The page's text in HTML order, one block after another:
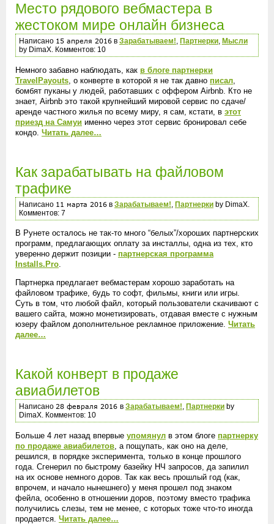
Место рядового вебмастера в
жестоком мире онлайн бизнеса
Написано в Зарабатываем! Партнерки
Мысли
by DimaX. Комментов: 10
Немного забавно наблюдать, как в блоге партнерки
TravelPayouts , о конверте в которой я не так давно писал
бомбят пуканы у людей, работавших с оффером Airbnb. Кто не
знает, Airbnb это такой крупнейший мировой сервис по сдаче/
аренде частного жилья по всему миру, я сам, кстати, в этот
приезд на Самуи именно через этот сервис бронировал себе
кондо. Читать далее…
Как зарабатывать на файловом
трафике
Написано в Зарабатываем! Партнерки by DimaX.
Комментов: 7
В Рунете осталось не так-то много “белых”/хороших партнерских
программ, предлагающих оплату за инсталлы, одна из тех, кто
уверенно держит позиции - партнерская программа
Installs.Pro.
Партнерка предлагает вебмастерам хорошо заработать на
файловом трафике, будь то софт, фильмы, книги или игры.
Суть в том, что любой файл, который пользователи скачивают с
вашего сайта, можно монетизировать, отдавая вместе с нужным
юзеру файлом дополнительное рекламное приложение. Читать
далее…
Какой конверт в продаже
авиабилетов
Написано в Зарабатываем! Партнерки by
DimaX. Комментов: 10
Больше 4 лет назад впервые упомянул в этом блоге партнерку
по продаже авиабилетов , а пощупать, как оно на деле,
решился, в порядке эксперимента, только в конце прошлого
года. Сгенерил по быстрому базейку НЧ запросов, да запилил
на их основе немного доров. Так как весь прошлый год (как,
впрочем, и начало нынешнего) у меня прошел под знаком
фейла, особенно в отношении доров, поэтому вместо трафика
получились слезы, тем не менее, с которых тоже что-то иногда
продается. Читать далее…